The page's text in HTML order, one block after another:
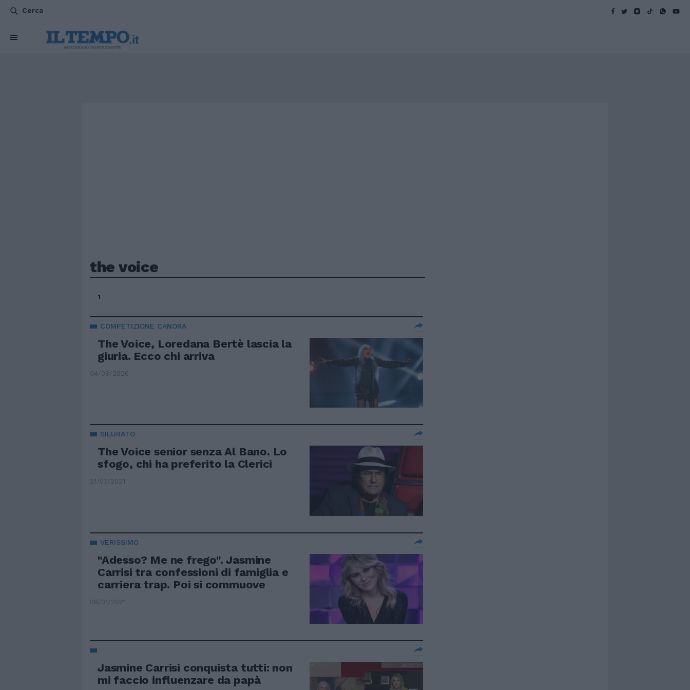
Cerca
the voice
1
COMPETIZIONE CANORA
The Voice, Loredana Bertè lascia la
giuria. Ecco chi arriva
04/08/2026
SILURATO
The Voice senior senza Al Bano. Lo
sfogo, chi ha preferito la Clerici
21/07/2021
VERISSIMO
"Adesso? Me ne frego". Jasmine
Carrisi tra confessioni di famiglia e
carriera trap. Poi si commuove
09/01/2021
Jasmine Carrisi conquista tutti: non
mi faccio influenzare da papà